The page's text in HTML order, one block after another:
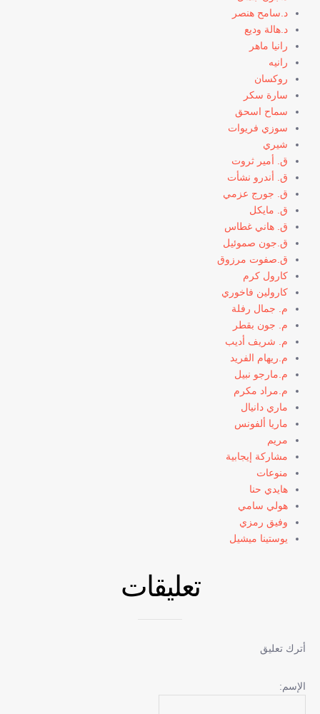
د.سامح هنصر
د.هالة وديع
رانيا ماهر
رانيه
روكسان
سارة سكر
سماح اسحق
سوزي فريوات
شيري
ق. أمير ثروت
ق. أندرو نشأت
ق. جورج عزمي
ق. مايكل
ق. هاني غطاس
ق.جون صموئيل
ق.صفوت مرزوق
كارول كرم
كارولين فاخوري
م. جمال رفلة
م. جون بقطر
م. شريف أديب
م.ريهام الفريد
م.مارجو نبيل
م.مراد مكرم
ماري دانيال
ماريا ألفونس
مريم
مشاركة إيجابية
منوعات
هايدي حنا
هولي سامي
وفيق رمزي
يوستينا ميشيل
تعليقات
أترك تعليق
الإسم: